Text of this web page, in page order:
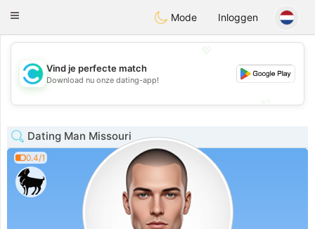
olombiaCitas
Toggle
Mode Inloggen
💖
💕
Vind je perfecte match
Download nu onze dating-app!
Dating Man Missouri
0.4/1